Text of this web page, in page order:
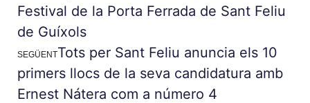
Festival de la Porta Ferrada de Sant Feliu
de Guíxols
SEGÜENTTots per Sant Feliu anuncia els 10
primers llocs de la seva candidatura amb
Ernest Nátera com a número 4